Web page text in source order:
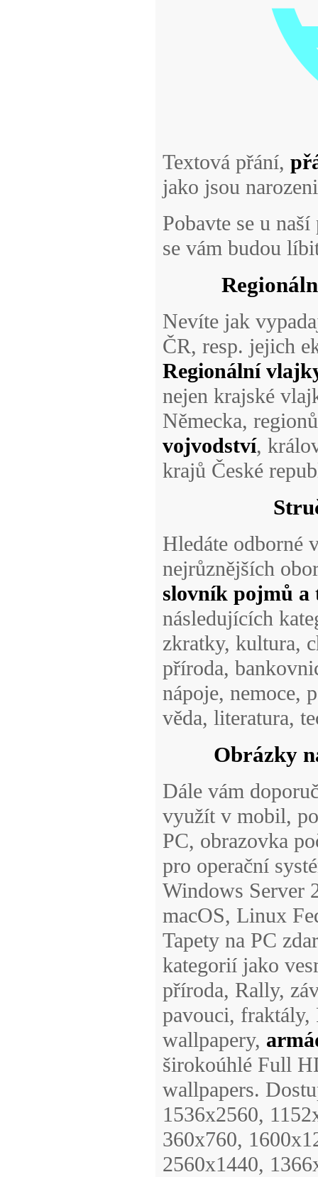
Textová přání,
jako jsou
Pobavte se u
se vám budou
Nevíte jak
ČR, resp. jejich
Regionální
nejen krajské
Německa,
vojvodství,
krajů České
Hledáte odborné
nejrůznějších
slovník pojmů a
následujících
zkratky, kultura,
příroda,
nápoje, nemoce,
věda, literatura,
Obrázky
Dále vám
využít v mobil,
PC, obrazovka
pro operační
Windows Server
macOS, Linux
Tapety na PC
kategorií jako
příroda, Rally,
pavouci,
wallpapery,
širokoúhlé Full
wallpapers.
1536x2560,
360x760,
2560x1440,